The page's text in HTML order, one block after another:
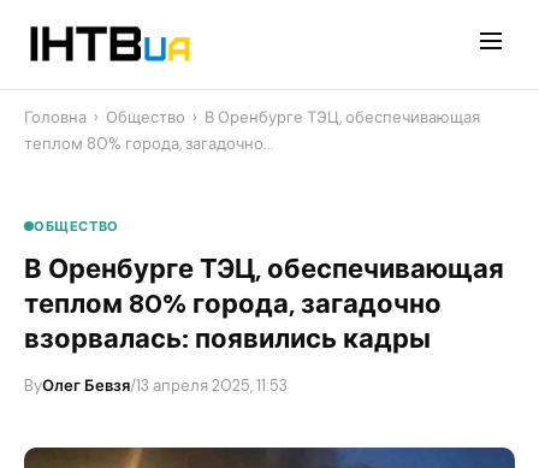
Головна › Общество › ​В Оренбурге ТЭЦ, обеспечивающая
теплом 80% города, загадочно…
ОБЩЕСТВО
​В Оренбурге ТЭЦ, обеспечивающая
теплом 80% города, загадочно
взорвалась: появились кадры
ByОлег Бевзя/13 апреля 2025, 11:53